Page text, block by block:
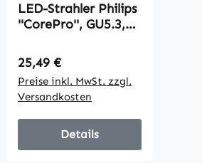
LED-Strahler Philips
''CorePro'', GU5.3,
5er-Multipack
Regulärer Preis:
25,49 €
Preise inkl. MwSt. zzgl.
Versandkosten
Details